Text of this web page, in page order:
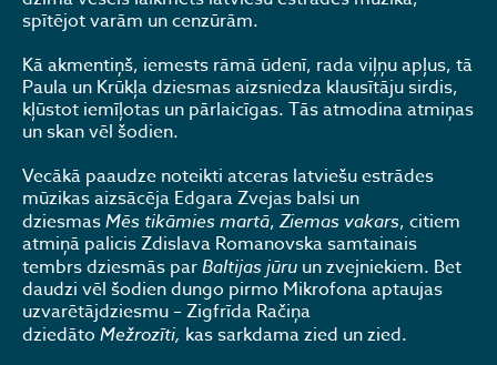
spītējot varām un cenzūrām.
Kā akmentiņš, iemests rāmā ūdenī, rada viļņu apļus, tā
Paula un Krūkļa dziesmas aizsniedza klausītāju sirdis,
kļūstot iemīļotas un pārlaicīgas. Tās atmodina atmiņas
un skan vēl šodien.
Vecākā paaudze noteikti atceras latviešu estrādes
mūzikas aizsācēja Edgara Zvejas balsi un
dziesmasMēs tikāmies martā,Ziemas vakars, citiem
atmiņā palicis Zdislava Romanovska samtainais
tembrs dziesmās parBaltijas jūru un zvejniekiem. Bet
daudzi vēl šodien dungo pirmo Mikrofona aptaujas
uzvarētājdziesmu – Zigfrīda Račiņa
dziedāto Mežrozīti, kas sarkdama zied un zied.